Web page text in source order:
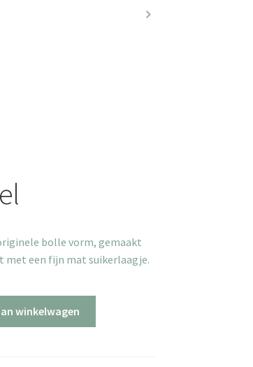
bolle vorm, gemaakt
met een fijn mat suikerlaagje.
winkelwagen